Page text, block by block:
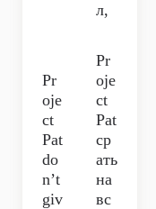
л,
Pr
oje
ct
Pat
do
n’t
giv
Pr
oje
ct
Pat
ср
ать
на
вс